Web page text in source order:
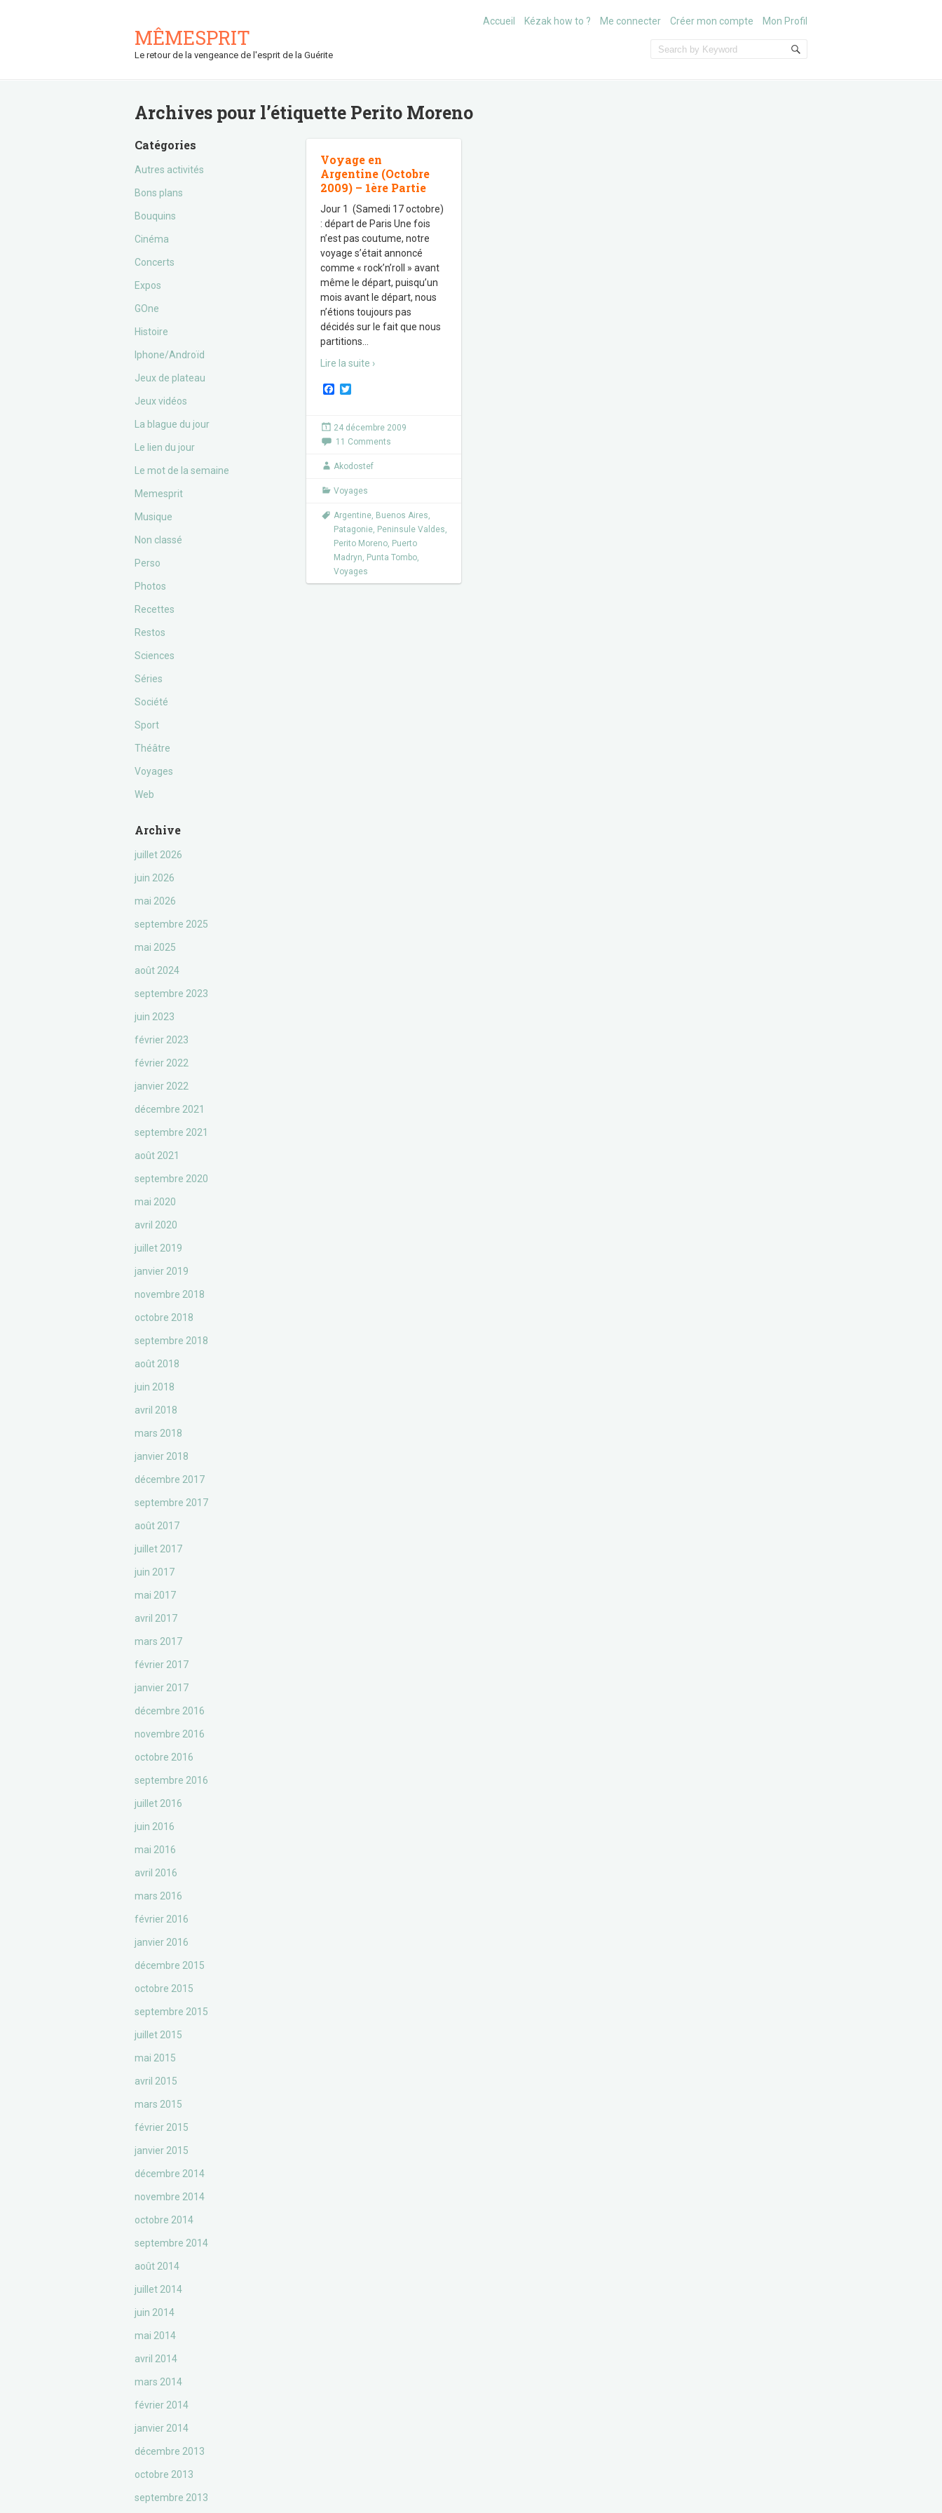
MÊMESPRIT
Le retour de la vengeance de l'esprit de la Guérite
Accueil Kézak how to ? Me connecter Créer mon compte Mon Profil
Archives pour l’étiquette Perito Moreno
Catégories
Autres activités
Bons plans
Bouquins
Cinéma
Concerts
Expos
GOne
Histoire
Iphone/Androïd
Jeux de plateau
Jeux vidéos
La blague du jour
Le lien du jour
Le mot de la semaine
Memesprit
Musique
Non classé
Perso
Photos
Recettes
Restos
Sciences
Séries
Société
Sport
Théâtre
Voyages
Web
Archive
juillet 2026
juin 2026
mai 2026
septembre 2025
mai 2025
août 2024
septembre 2023
juin 2023
février 2023
février 2022
janvier 2022
décembre 2021
septembre 2021
août 2021
septembre 2020
mai 2020
avril 2020
juillet 2019
janvier 2019
novembre 2018
octobre 2018
septembre 2018
août 2018
juin 2018
avril 2018
mars 2018
janvier 2018
décembre 2017
septembre 2017
août 2017
juillet 2017
juin 2017
mai 2017
avril 2017
mars 2017
février 2017
janvier 2017
décembre 2016
novembre 2016
octobre 2016
septembre 2016
juillet 2016
juin 2016
mai 2016
avril 2016
mars 2016
février 2016
janvier 2016
décembre 2015
octobre 2015
septembre 2015
juillet 2015
mai 2015
avril 2015
mars 2015
février 2015
janvier 2015
décembre 2014
novembre 2014
octobre 2014
septembre 2014
août 2014
juillet 2014
juin 2014
mai 2014
avril 2014
mars 2014
février 2014
janvier 2014
décembre 2013
octobre 2013
septembre 2013
Voyage en
Argentine (Octobre
2009) – 1ère Partie
Jour 1 (Samedi 17 octobre)
: départ de Paris Une fois
n’est pas coutume, notre
voyage s’était annoncé
comme « rock’n’roll » avant
même le départ, puisqu’un
mois avant le départ, nous
n’étions toujours pas
décidés sur le fait que nous
partitions
Lire la suite ›
F
e
b
o
k
t
t
e
24 décembre 2009
11 Comments
Akodostef
Voyages
Argentine, Buenos Aires,
Patagonie, Peninsule Valdes,
Perito Moreno, Puerto
Madryn, Punta Tombo,
Voyages